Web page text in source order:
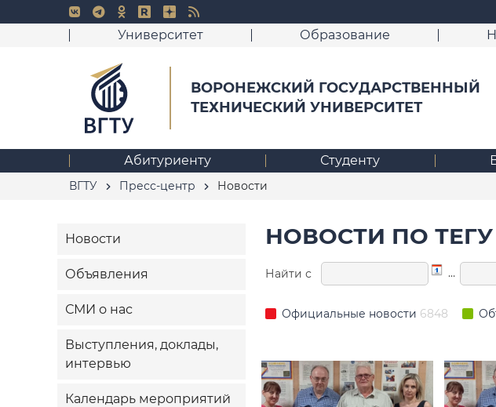
Университет Образование
ВОРОНЕЖСКИЙ ГОСУДАРСТВЕННЫЙ
ТЕХНИЧЕСКИЙ УНИВЕРСИТЕТ
Абитуриенту Студенту
ВГТУ Пресс-центр Новости
Новости
Объявления
СМИ о нас
Выступления, доклады,
интервью
Календарь мероприятий
НОВОСТИ ПО
Найти с …
Официальные новости 6848